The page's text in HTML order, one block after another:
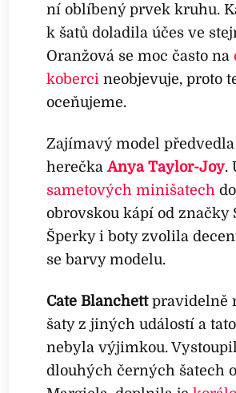
ní oblíbený prvek kruhu.
k šatů doladila účes ve
Oranžová se moc často na
koberci neobjevuje, proto
oceňujeme.
Zajímavý model předvedla
herečkaAnya Taylor-Joy.
sametových minišatech
obrovskou kápí od značky
Šperky i boty zvolila
se barvy modelu.
Cate Blanchettpravidelně
šaty z jiných událostí a
nebyla výjimkou.
dlouhých černých šatech